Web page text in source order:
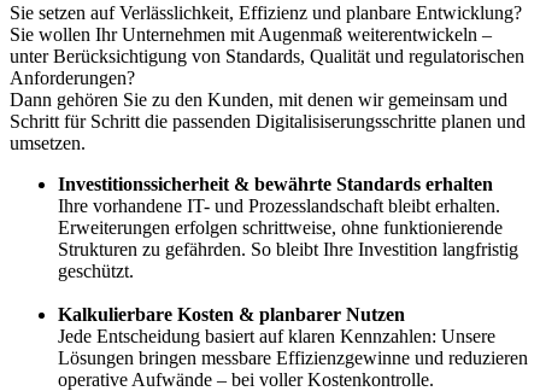
Sie setzen auf Verlässlichkeit, Effizienz und planbare Entwicklung?
Sie wollen Ihr Unternehmen mit Augenmaß weiterentwickeln –
unter Berücksichtigung von Standards, Qualität und regulatorischen
Anforderungen?
Dann gehören Sie zu den Kunden, mit denen wir gemeinsam und
Schritt für Schritt die passenden Digitalisiserungsschritte planen und
umsetzen.
Investitionssicherheit & bewährte Standards erhalten
Ihre vorhandene IT- und Prozesslandschaft bleibt erhalten.
Erweiterungen erfolgen schrittweise, ohne funktionierende
Strukturen zu gefährden. So bleibt Ihre Investition langfristig
geschützt.
Kalkulierbare Kosten & planbarer Nutzen
Jede Entscheidung basiert auf klaren Kennzahlen: Unsere
Lösungen bringen messbare Effizienzgewinne und reduzieren
operative Aufwände – bei voller Kostenkontrolle.